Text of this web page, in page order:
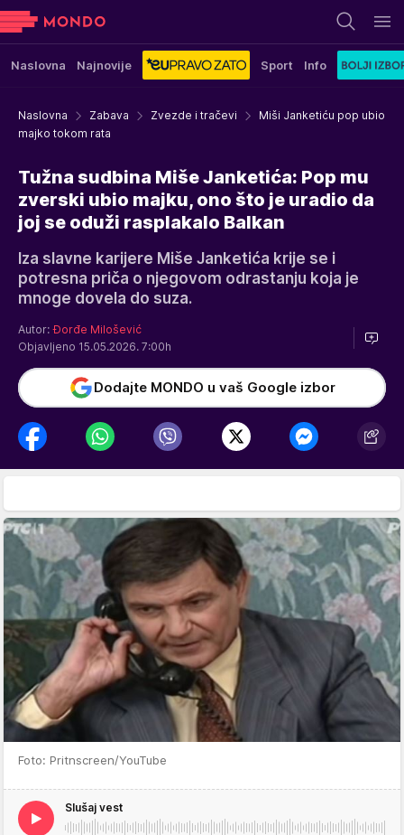
Naslovna Najnovije Sport Info
Naslovna Zabava Zvezde i tračevi
Miši Janketiću pop ubio
majko tokom rata
Tužna sudbina Miše Janketića: Pop mu
zverski ubio majku, ono što je uradio da
joj se oduži rasplakalo Balkan
Iza slavne karijere Miše Janketića krije se i
potresna priča o njegovom odrastanju koja je
mnoge dovela do suza.
Autor: Đorđe Milošević
Objavljeno 15.05.2026. 7:00h
Dodajte MONDO u vaš Google izbor
Foto: Pritnscreen/YouTube
Slušaj vest